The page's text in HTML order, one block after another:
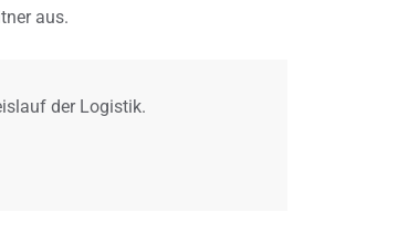
aus.
der Logistik.